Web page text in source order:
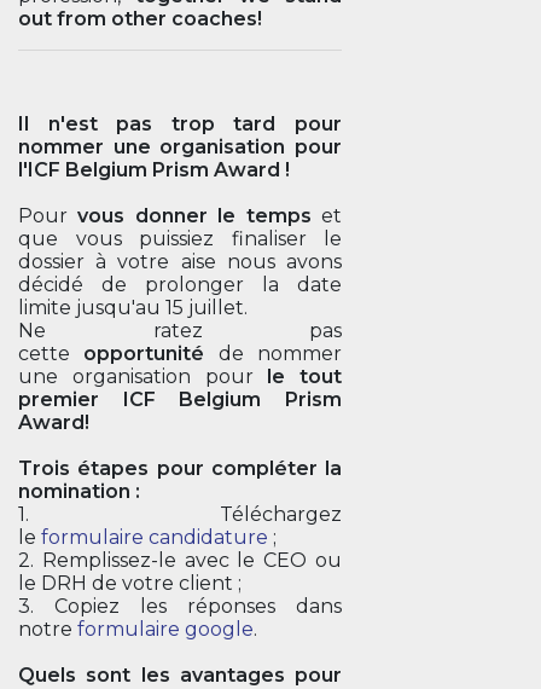
out from other coaches!
Il n'est pas trop tard pour
nommer une organisation pour
l'ICF Belgium Prism Award !
Pourvous donner le temps et
que vous puissiez finaliser le
dossier à votre aise nous avons
décidé de prolonger la date
limite jusqu'au 15 juillet.
Ne ratez pas
cette opportunité de nommer
une organisation pour le tout
premier ICF Belgium Prism
Award!
Trois étapes pour compléter la
nomination :
1. Téléchargez
le formulaire candidature ;
2. Remplissez-le avec le CEO ou
le DRH de votre client ;
3. Copiez les réponses dans
notre formulaire google.
Quels sont les avantages pour